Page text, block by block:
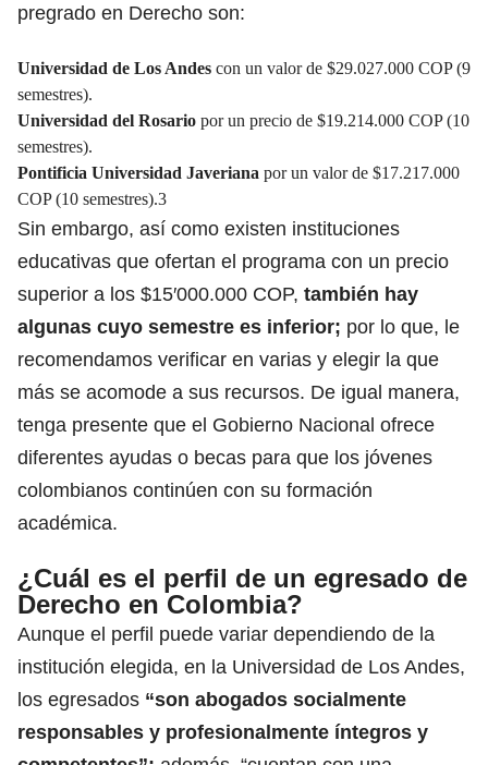
pregrado en Derecho son:
Universidad de Los Andes con un valor de $29.027.000 COP (9
semestres).
Universidad del Rosario por un precio de $19.214.000 COP (10
semestres).
Pontificia Universidad Javeriana por un valor de $17.217.000
COP (10 semestres).3
Sin embargo, así como existen instituciones
educativas que ofertan el programa con un precio
superior a los $15′000.000 COP, también hay
algunas cuyo semestre es inferior; por lo que, le
recomendamos verificar en varias y elegir la que
más se acomode a sus recursos. De igual manera,
tenga presente que el Gobierno Nacional ofrece
diferentes ayudas o becas para que los jóvenes
colombianos continúen con su formación
académica.
¿Cuál es el perfil de un egresado de
Derecho en Colombia?
Aunque el perfil puede variar dependiendo de la
institución elegida, en la Universidad de Los Andes,
los egresados “son abogados socialmente
responsables y profesionalmente íntegros y